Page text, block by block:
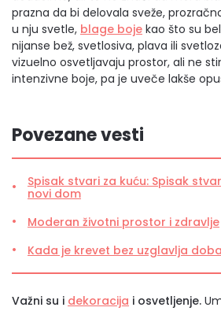
prazna da bi delovala sveže,
u nju svetle, blage boje kao što su
nijanse bež, svetlosiva, plava ili
vizuelno osvetljavaju prostor, ali ne
intenzivne boje, pa je uveče lakše
Povezane vesti
Spisak stvari za kuću: Spisak
novi dom
Moderan životni prostor i zdravlje
Kada je krevet bez uzglavlja
Važni su i dekoracija i osvetljenje.